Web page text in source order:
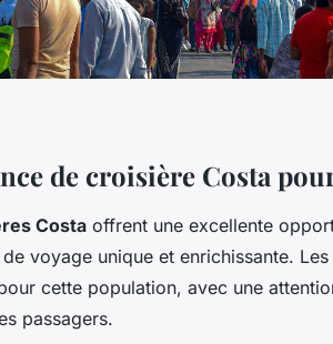
de croisière Costa
Costa offrent une excellente
voyage unique et enrichissante.
cette population, avec une
passagers.